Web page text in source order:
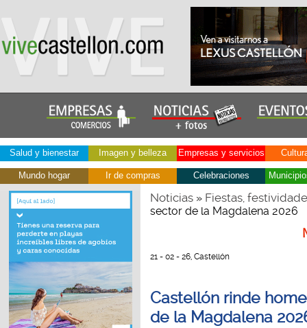
Salud y bienestar Imagen y belleza Empresas y servicios
Mundo hogar Ir de compras Celebraciones
Noticias» Fiestas,
sector de la Magdalena 2026
21 - 02 - 26, Castellón
Castellón rinde
de la Magdalena